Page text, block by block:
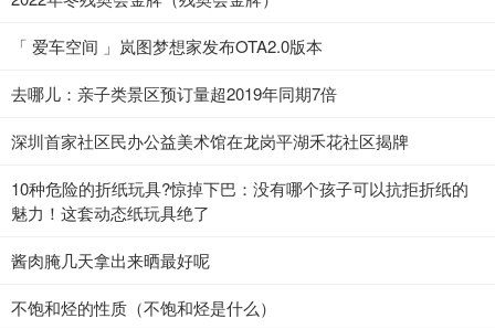
「 爱车空间 」岚图梦想家发布OTA2.0版本
去哪儿：亲子类景区预订量超2019年同期7倍
深圳首家社区民办公益美术馆在龙岗平湖禾花社区揭牌
10种危险的折纸玩具?惊掉下巴：没有哪个孩子可以抗拒折纸的
魅力！这套动态纸玩具绝了
酱肉腌几天拿出来晒最好呢
不饱和烃的性质（不饱和烃是什么）